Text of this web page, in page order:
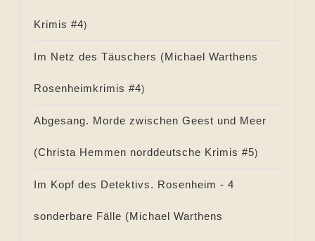
Krimis #4)
Im Netz des Täuschers (Michael Warthens
Rosenheimkrimis #4)
Abgesang. Morde zwischen Geest und Meer
(Christa Hemmen norddeutsche Krimis #5)
Im Kopf des Detektivs. Rosenheim - 4
sonderbare Fälle (Michael Warthens